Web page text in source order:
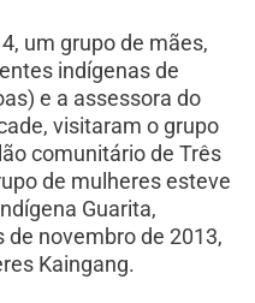
um grupo de mães,
indígenas de
e a assessora do
visitaram o grupo
comunitário de Três
de mulheres esteve
Guarita,
novembro de 2013,
Kaingang.